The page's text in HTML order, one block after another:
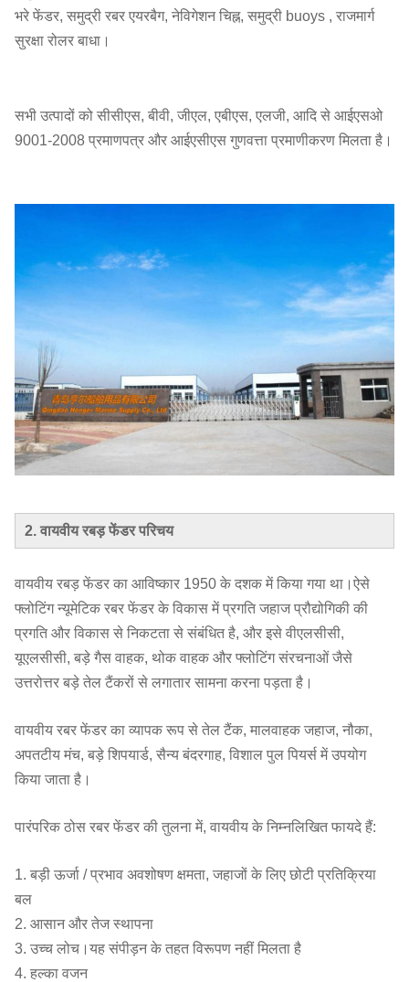
भरे फेंडर, समुद्री रबर एयरबैग, नेविगेशन चिह्न, समुद्री buoys , राजमार्ग
सुरक्षा रोलर बाधा।
सभी उत्पादों को सीसीएस, बीवी, जीएल, एबीएस, एलजी, आदि से आईएसओ
9001-2008 प्रमाणपत्र और आईएसीएस गुणवत्ता प्रमाणीकरण मिलता है।
2. वायवीय रबड़ फेंडर परिचय
वायवीय रबड़ फेंडर का आविष्कार 1950 के दशक में किया गया था।ऐसे
फ्लोटिंग न्यूमेटिक रबर फेंडर के विकास में प्रगति जहाज प्रौद्योगिकी की
प्रगति और विकास से निकटता से संबंधित है, और इसे वीएलसीसी,
यूएलसीसी, बड़े गैस वाहक, थोक वाहक और फ्लोटिंग संरचनाओं जैसे
उत्तरोत्तर बड़े तेल टैंकरों से लगातार सामना करना पड़ता है।
वायवीय रबर फेंडर का व्यापक रूप से तेल टैंक, मालवाहक जहाज, नौका,
अपतटीय मंच, बड़े शिपयार्ड, सैन्य बंदरगाह, विशाल पुल पियर्स में उपयोग
किया जाता है।
पारंपरिक ठोस रबर फेंडर की तुलना में, वायवीय के निम्नलिखित फायदे हैं:
1. बड़ी ऊर्जा / प्रभाव अवशोषण क्षमता, जहाजों के लिए छोटी प्रतिक्रिया
बल
2. आसान और तेज स्थापना
3. उच्च लोच।यह संपीड़न के तहत विरूपण नहीं मिलता है
4. हल्का वजन